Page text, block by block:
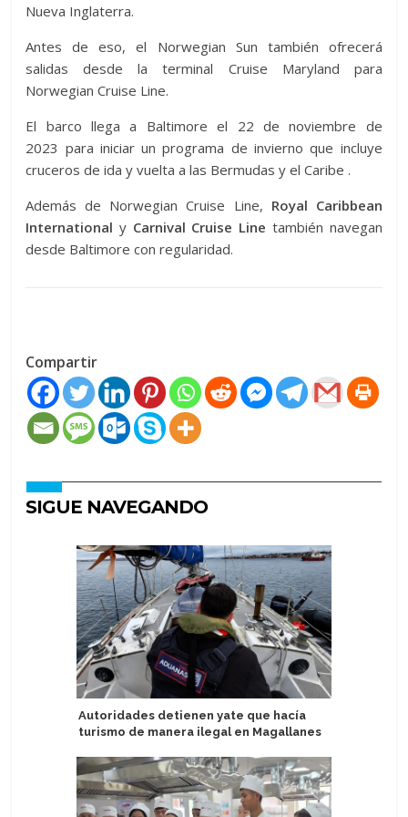
Nueva Inglaterra.
Antes de eso, el Norwegian Sun también ofrecerá
salidas desde la terminal Cruise Maryland para
Norwegian Cruise Line.
El barco llega a Baltimore el 22 de noviembre de
2023 para iniciar un programa de invierno que incluye
cruceros de ida y vuelta a las Bermudas y el Caribe .
Además de Norwegian Cruise Line, Royal Caribbean
International y Carnival Cruise Line también navegan
desde Baltimore con regularidad.
Compartir
SIGUE NAVEGANDO
Autoridades detienen yate que hacía
turismo de manera ilegal en Magallanes